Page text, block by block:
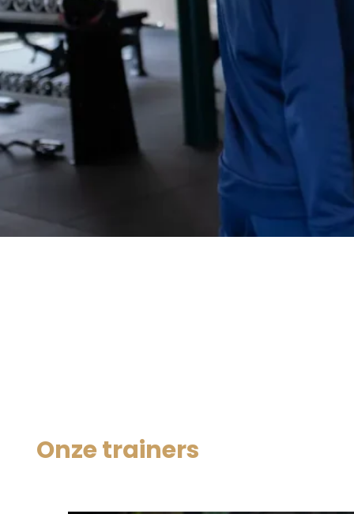
Onze trainers